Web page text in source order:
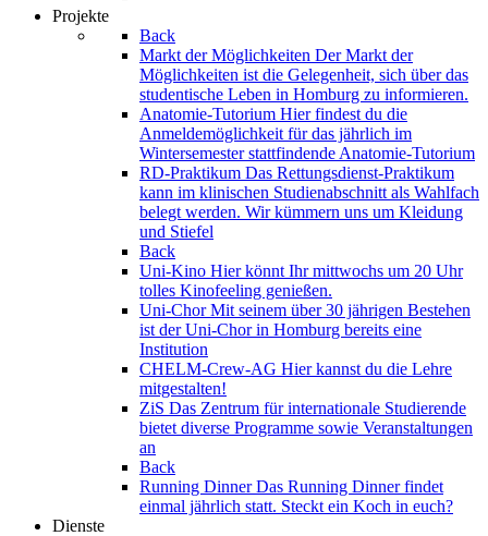
Projekte
Back
Markt der Möglichkeiten Der Markt der
Möglichkeiten ist die Gelegenheit, sich über das
studentische Leben in Homburg zu informieren.
Anatomie-Tutorium Hier findest du die
Anmeldemöglichkeit für das jährlich im
Wintersemester stattfindende Anatomie-Tutorium
RD-Praktikum Das Rettungsdienst-Praktikum
kann im klinischen Studienabschnitt als Wahlfach
belegt werden. Wir kümmern uns um Kleidung
und Stiefel
Back
Uni-Kino Hier könnt Ihr mittwochs um 20 Uhr
tolles Kinofeeling genießen.
Uni-Chor Mit seinem über 30 jährigen Bestehen
ist der Uni-Chor in Homburg bereits eine
Institution
CHELM-Crew-AG Hier kannst du die Lehre
mitgestalten!
ZiS Das Zentrum für internationale Studierende
bietet diverse Programme sowie Veranstaltungen
an
Back
Running Dinner Das Running Dinner findet
einmal jährlich statt. Steckt ein Koch in euch?
Dienste